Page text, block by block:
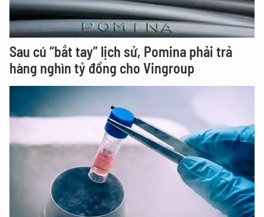
Sau cú “bắt tay” lịch sử, Pomina phải trả
hàng nghìn tỷ đồng cho Vingroup